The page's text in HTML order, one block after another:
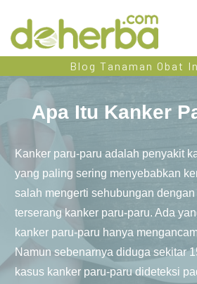
Blog Tanaman Obat
Apa Itu Kanker
Kanker paru-paru adalah penyakit
yang paling sering menyebabkan
salah mengerti sehubungan
terserang kanker paru-paru. Ada
kanker paru-paru hanya
Namun sebenarnya diduga sekitar
kasus kanker paru-paru dideteksi